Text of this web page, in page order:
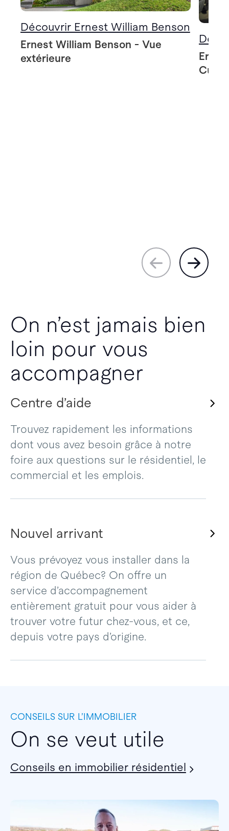
Découvrir Ernest William Benson
Ernest William Benson - Vue
extérieure
On n’est jamais bien
loin pour vous
accompagner
Centre d’aide
Trouvez rapidement les informations
dont vous avez besoin grâce à notre
foire aux questions sur le résidentiel, le
commercial et les emplois.
Nouvel arrivant
Vous prévoyez vous installer dans la
région de Québec? On offre un
service d’accompagnement
entièrement gratuit pour vous aider à
trouver votre futur chez-vous, et ce,
depuis votre pays d’origine.
CONSEILS SUR L’IMMOBILIER
On se veut utile
Conseils en immobilier résidentiel